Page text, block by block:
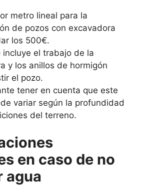
metro lineal para la
de pozos con excavadora
los 500€.
incluye el trabajo de la
y los anillos de hormigón
el pozo.
tener en cuenta que este
variar según la profundidad
del terreno.
en caso de no
agua